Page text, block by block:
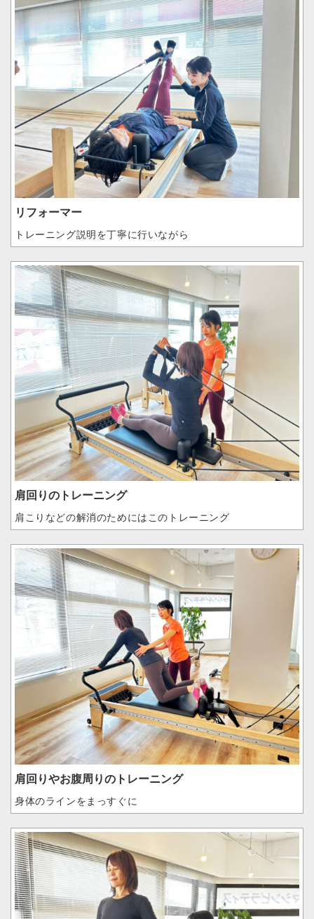
リフォーマー
トレーニング説明を丁寧に行いながら
肩回りのトレーニング
肩こりなどの解消のためにはこのトレーニング
肩回りやお腹周りのトレーニング
身体のラインをまっすぐに